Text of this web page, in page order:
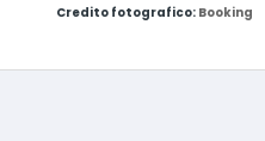
Credito fotografico: Booking